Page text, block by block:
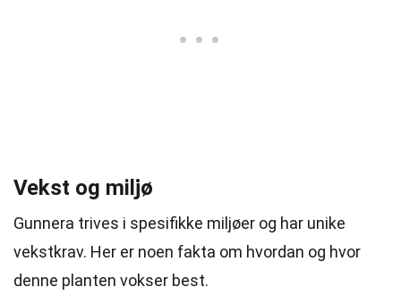
Vekst og miljø
Gunnera trives i spesifikke miljøer og har unike
vekstkrav. Her er noen fakta om hvordan og hvor
denne planten vokser best.